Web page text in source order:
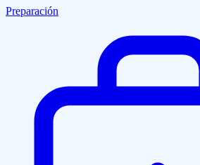
Preparación